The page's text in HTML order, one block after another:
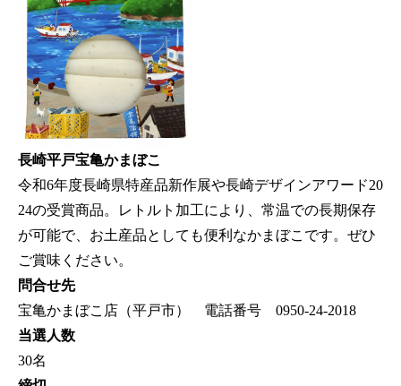
長崎平戸宝亀かまぼこ
令和6年度長崎県特産品新作展や長崎デザインアワード20
24の受賞商品。レトルト加工により、常温での長期保存
が可能で、お土産品としても便利なかまぼこです。ぜひ
ご賞味ください。
問合せ先
宝亀かまぼこ店（平戸市） 電話番号 0950-24-2018
当選人数
30名